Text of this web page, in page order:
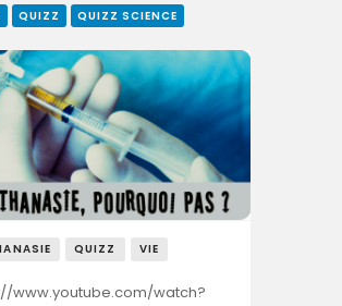
QUIZZ QUIZZ SCIENCE
QUIZZ VIE
www.youtube.com/watch?